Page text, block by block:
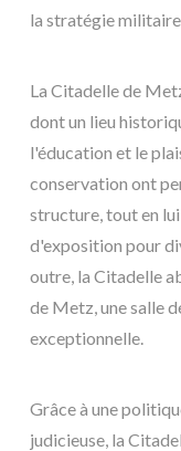
la stratégie
La Citadelle de
dont un lieu
l'éducation et le
conservation ont
structure, tout en
d'exposition pour
outre, la Citadelle
de Metz, une salle
exceptionnelle.
Grâce à une
judicieuse, la